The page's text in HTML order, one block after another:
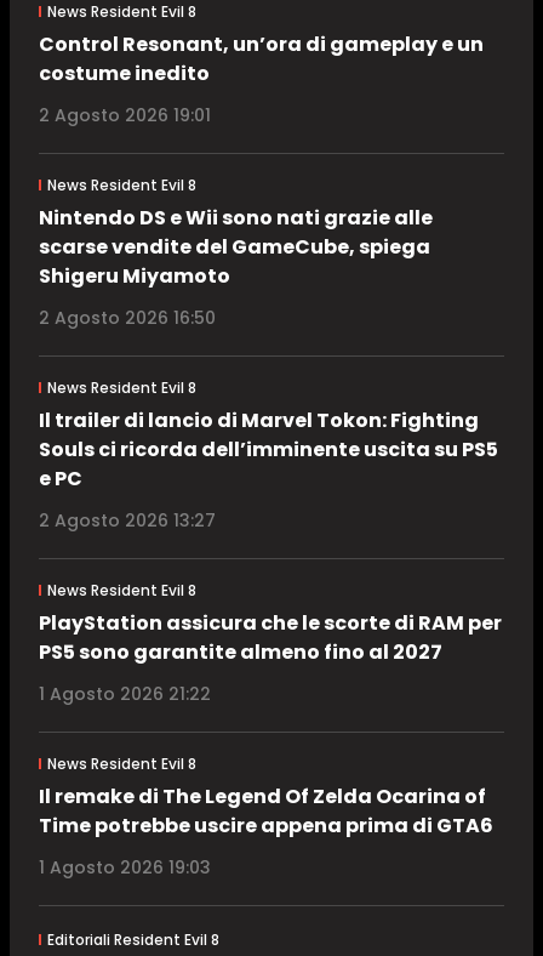
News Resident Evil 8
Control Resonant, un’ora di gameplay e un
costume inedito
2 Agosto 2026 19:01
News Resident Evil 8
Nintendo DS e Wii sono nati grazie alle
scarse vendite del GameCube, spiega
Shigeru Miyamoto
2 Agosto 2026 16:50
News Resident Evil 8
Il trailer di lancio di Marvel Tokon: Fighting
Souls ci ricorda dell’imminente uscita su PS5
e PC
2 Agosto 2026 13:27
News Resident Evil 8
PlayStation assicura che le scorte di RAM per
PS5 sono garantite almeno fino al 2027
1 Agosto 2026 21:22
News Resident Evil 8
Il remake di The Legend Of Zelda Ocarina of
Time potrebbe uscire appena prima di GTA6
1 Agosto 2026 19:03
Editoriali Resident Evil 8